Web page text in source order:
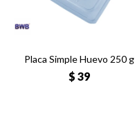
Placa Simple Huevo 250 g
$ 39